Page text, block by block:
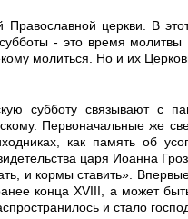
церкви. В
- это время
молиться. Но и их
субботу связывают с
Первоначальные же
как память об
царя Иоанна
и кормы ставить».
конца XVIII, а может
и стало